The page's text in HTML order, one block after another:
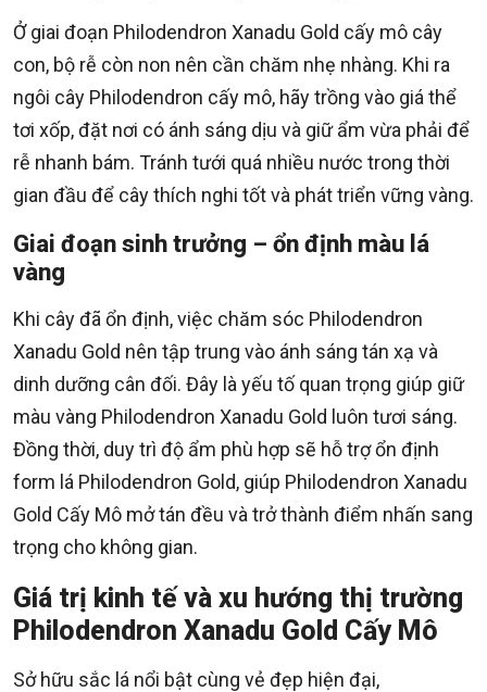
Ở giai đoạn Philodendron Xanadu Gold cấy mô cây
con, bộ rễ còn non nên cần chăm nhẹ nhàng. Khi ra
ngôi cây Philodendron cấy mô, hãy trồng vào giá thể
tơi xốp, đặt nơi có ánh sáng dịu và giữ ẩm vừa phải để
rễ nhanh bám. Tránh tưới quá nhiều nước trong thời
gian đầu để cây thích nghi tốt và phát triển vững vàng.
Giai đoạn sinh trưởng – ổn định màu lá
vàng
Khi cây đã ổn định, việc chăm sóc Philodendron
Xanadu Gold nên tập trung vào ánh sáng tán xạ và
dinh dưỡng cân đối. Đây là yếu tố quan trọng giúp giữ
màu vàng Philodendron Xanadu Gold luôn tươi sáng.
Đồng thời, duy trì độ ẩm phù hợp sẽ hỗ trợ ổn định
form lá Philodendron Gold, giúp Philodendron Xanadu
Gold Cấy Mô mở tán đều và trở thành điểm nhấn sang
trọng cho không gian.
Giá trị kinh tế và xu hướng thị trường
Philodendron Xanadu Gold Cấy Mô
Sở hữu sắc lá nổi bật cùng vẻ đẹp hiện đại,